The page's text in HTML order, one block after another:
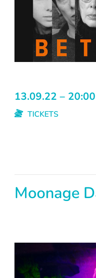
13.09.22 –
TICKETS
Moonage